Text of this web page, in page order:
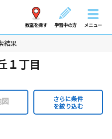
教室を探す 学習中の方 メニュー
結果
１丁目
さらに条件
を絞り込む